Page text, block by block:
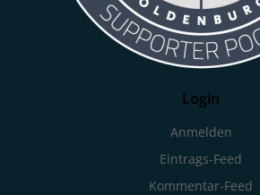
Login
Anmelden
Eintrags-Feed
Kommentar-Feed